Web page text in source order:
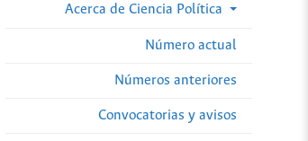
Acerca de Ciencia Política
Número actual
Números anteriores
Convocatorias y avisos